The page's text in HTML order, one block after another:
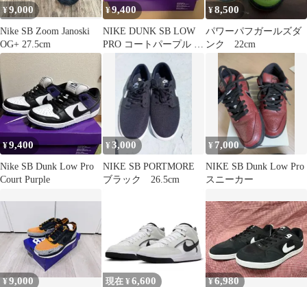
¥9,000
Nike SB Zoom Janoski
OG+ 27.5cm
¥9,400
NIKE DUNK SB LOW
PRO コートパープル ダ
¥8,500
パワーパフガールズダ
ンク 22cm
¥9,400
Nike SB Dunk Low Pro
Court Purple
¥3,000
NIKE SB PORTMORE
ブラック 26.5cm
¥ 7,000
NIKE SB Dunk Low Pro
スニーカー
¥9,000 現在 ¥ 6,600 ¥6,980